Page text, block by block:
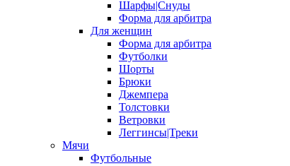
Шарфы|Снуды
Форма для арбитра
Для женщин
Форма для арбитра
Футболки
Шорты
Брюки
Джемпера
Толстовки
Ветровки
Леггинсы|Треки
Мячи
Футбольные